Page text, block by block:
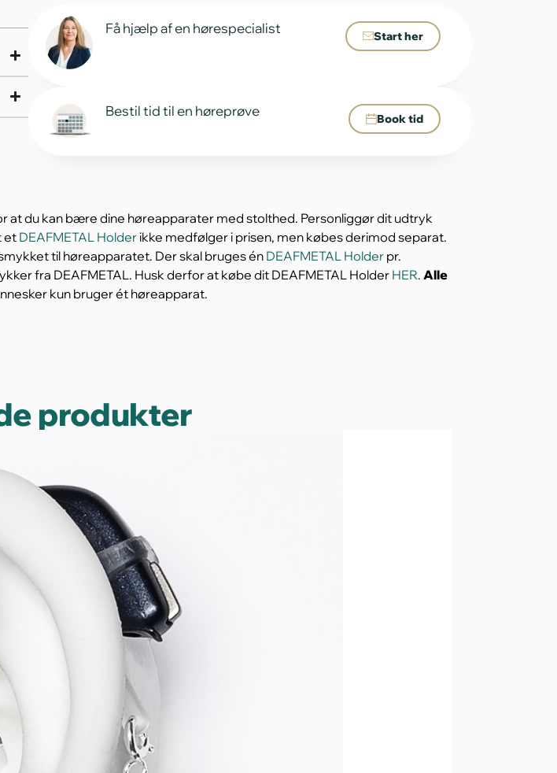
Få hjælp af en hørespecialist Start her
Bestil tid til en høreprøve Book tid
at du kan bære dine høreapparater med stolthed. Personliggør dit udtryk
et DEAFMETAL Holder ikke medfølger i prisen, men købes derimod separat.
til høreapparatet. Der skal bruges én DEAFMETAL Holder pr.
fra DEAFMETAL. Husk derfor at købe dit DEAFMETAL HolderHER. Alle
kun bruger ét høreapparat.
produkter